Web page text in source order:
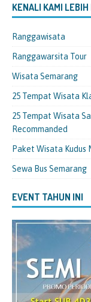
KENALI KAMI LEBIH
Ranggawisata
Ranggawarsita Tour
Wisata Semarang
25 Tempat Wisata
25 Tempat Wisata
Recommanded
Paket Wisata Kudus
Sewa Bus Semarang
EVENT TAHUN INI